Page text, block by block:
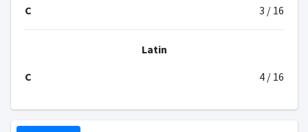
C
3 / 16
Latin
C
4 / 16